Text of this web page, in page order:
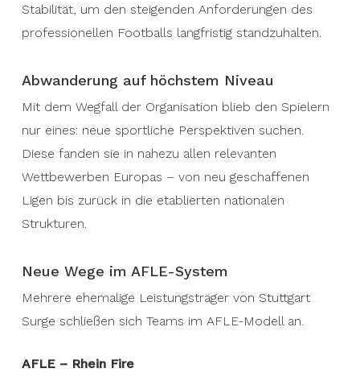
Stabilität, um den steigenden Anforderungen des
professionellen Footballs langfristig standzuhalten.
Abwanderung auf höchstem Niveau
Mit dem Wegfall der Organisation blieb den Spielern
nur eines: neue sportliche Perspektiven suchen.
Diese fanden sie in nahezu allen relevanten
Wettbewerben Europas – von neu geschaffenen
Ligen bis zurück in die etablierten nationalen
Strukturen.
Neue Wege im AFLE-System
Mehrere ehemalige Leistungsträger von Stuttgart
Surge schließen sich Teams im AFLE-Modell an.
AFLE – Rhein Fire